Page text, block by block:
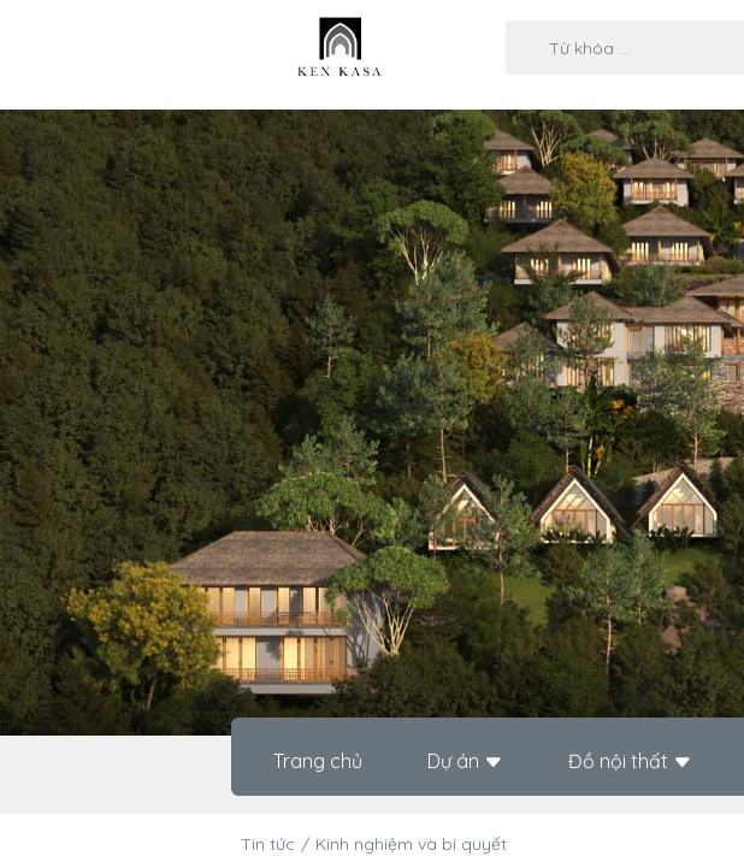
Trang chủ Dự án Đồ nội thất
Tin tức Kinh nghiệm và bí quyết